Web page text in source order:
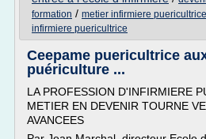
formation / metier infirmiere puericultrice
infirmiere puericultrice
Ceepame puericultrice
puériculture ...
LA PROFESSION D'INFIRMIERE
METIER EN DEVENIR TOURNE
AVANCEES